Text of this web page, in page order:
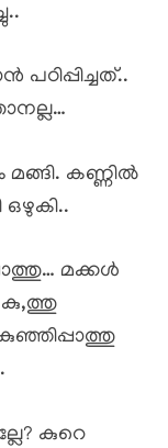
കണ്ണിൽ
മക്കൾ
കുറെ